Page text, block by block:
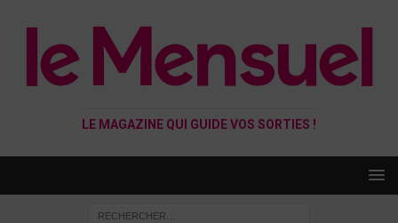
LE MAGAZINE QUI GUIDE VOS SORTIES !